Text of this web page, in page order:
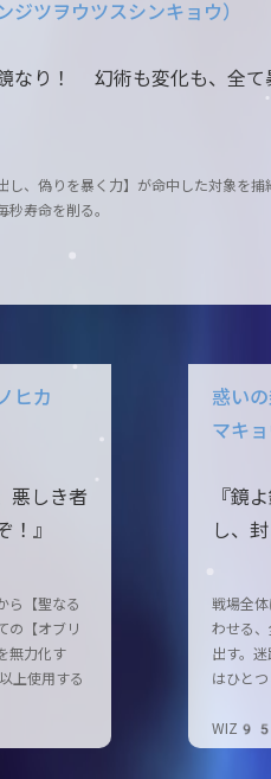
ジツヲウツスシンキョウ）
なり！ 幻術も変化も、全て
し、偽りを暴く力】が命中した対象を
寿命を削る。
ヒカ
悪しき者
！』
ら【聖なる
の【オブリ
無力化す
上使用する
惑い
マキョ
『鏡
し、
戦場全
わせる
出す。
はひとつ